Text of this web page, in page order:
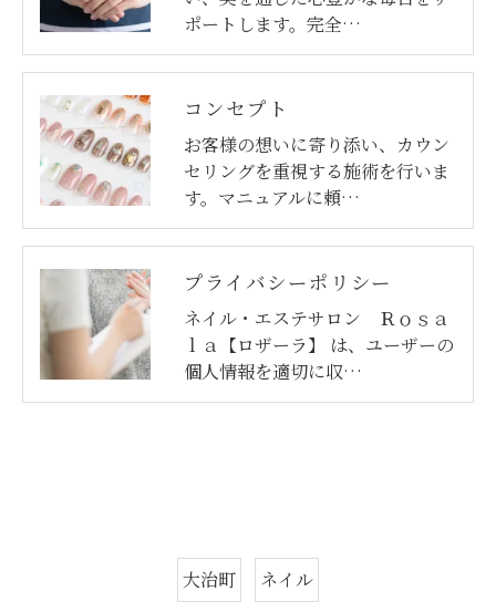
ポートします。完全…
コンセプト
お客様の想いに寄り添い、カウン
セリングを重視する施術を行いま
す。マニュアルに頼…
プライバシーポリシー
ネイル・エステサロン Ｒｏｓａ
ｌａ【ロザーラ】 は、ユーザーの
個人情報を適切に収…
大治町 ネイル